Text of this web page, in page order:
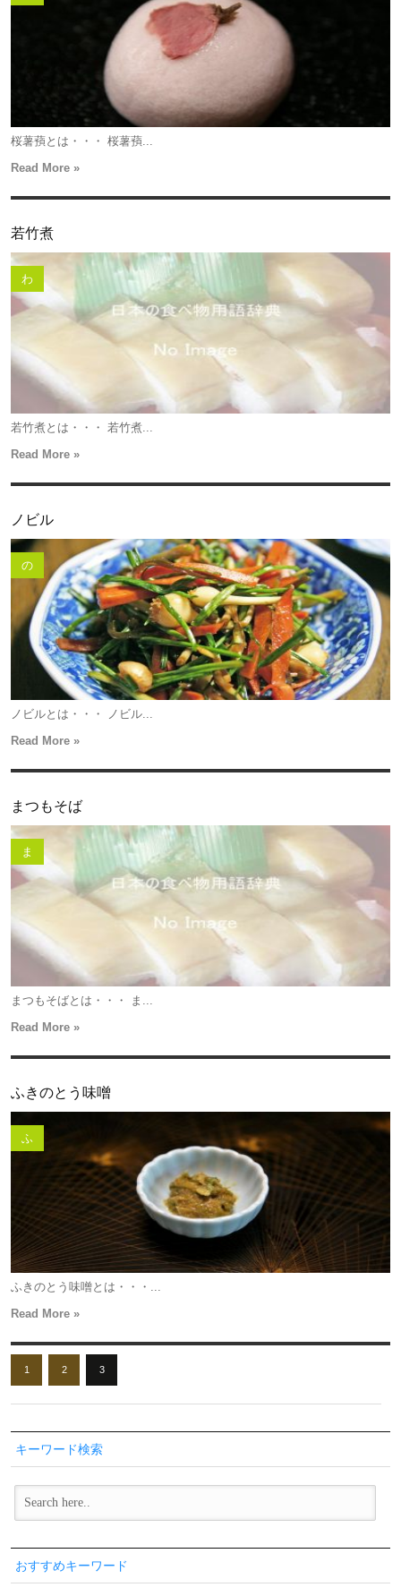
桜薯蕷とは・・・ 桜薯蕷...
Read More »
若竹煮
わ
若竹煮とは・・・ 若竹煮...
Read More »
ノビル
の
ノビルとは・・・ ノビル...
Read More »
まつもそば
ま
まつもそばとは・・・ ま...
Read More »
ふきのとう味噌
ふ
ふきのとう味噌とは・・・...
Read More »
1 2 3
キーワード検索
おすすめキーワード